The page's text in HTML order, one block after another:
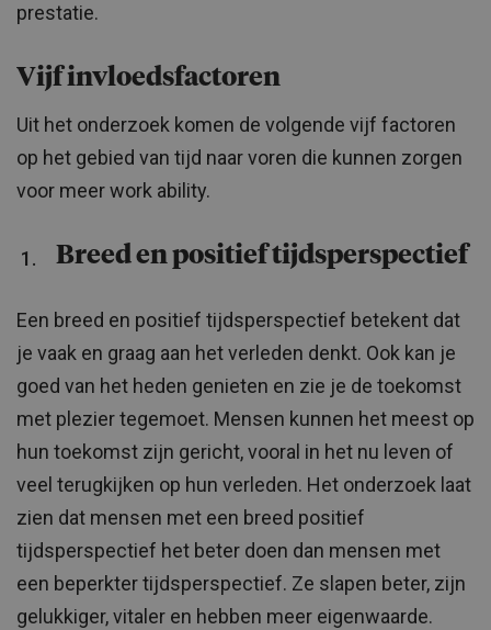
prestatie.
Vijf invloedsfactoren
Uit het onderzoek komen de volgende vijf factoren
op het gebied van tijd naar voren die kunnen zorgen
voor meer work ability.
Breed en positief tijdsperspectief
Een breed en positief tijdsperspectief betekent dat
je vaak en graag aan het verleden denkt. Ook kan je
goed van het heden genieten en zie je de toekomst
met plezier tegemoet. Mensen kunnen het meest op
hun toekomst zijn gericht, vooral in het nu leven of
veel terugkijken op hun verleden. Het onderzoek laat
zien dat mensen met een breed positief
tijdsperspectief het beter doen dan mensen met
een beperkter tijdsperspectief. Ze slapen beter, zijn
gelukkiger, vitaler en hebben meer eigenwaarde.